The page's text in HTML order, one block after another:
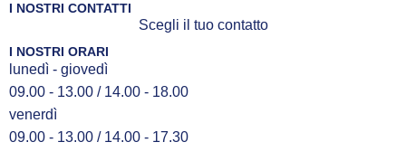
I NOSTRI CONTATTI
Scegli il tuo contatto
I NOSTRI ORARI
lunedì - giovedì
09.00 - 13.00 / 14.00 - 18.00
venerdì
09.00 - 13.00 / 14.00 - 17.30